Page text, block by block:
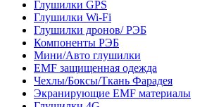
Глушилки GPS
Глушилки Wi-Fi
Глушилки дронов/ РЭБ
Компоненты РЭБ
Мини/Авто глушилки
EMF защищенная одежда
Чехлы/Боксы/Ткань Фарадея
Экранирующие EMF материалы